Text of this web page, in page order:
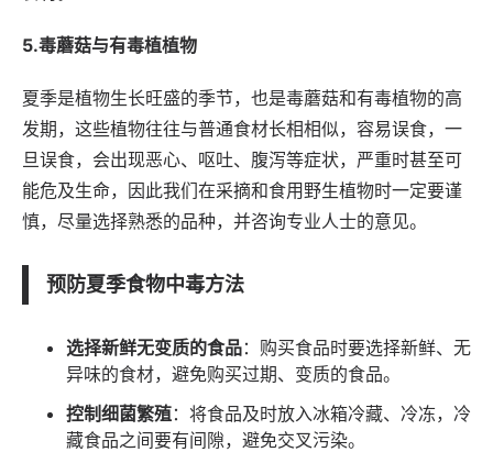
5.毒蘑菇与有毒植植物
夏季是植物生长旺盛的季节，也是毒蘑菇和有毒植物的高
发期，这些植物往往与普通食材长相相似，容易误食，一
旦误食，会出现恶心、呕吐、腹泻等症状，严重时甚至可
能危及生命，因此我们在采摘和食用野生植物时一定要谨
慎，尽量选择熟悉的品种，并咨询专业人士的意见。
预防夏季食物中毒方法
选择新鲜无变质的食品：购买食品时要选择新鲜、无
异味的食材，避免购买过期、变质的食品。
控制细菌繁殖：将食品及时放入冰箱冷藏、冷冻，冷
藏食品之间要有间隙，避免交叉污染。